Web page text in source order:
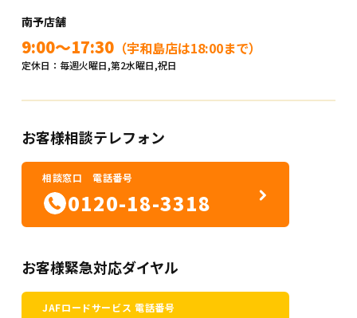
南予店舗
9:00～17:30 （宇和島店は18:00まで）
定休日：毎週火曜日,第2水曜日,祝日
お客様相談テレフォン
相談窓口 電話番号
0120-18-3318
お客様緊急対応ダイヤル
JAFロードサービス 電話番号